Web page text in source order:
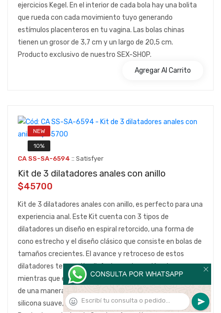
ejercicios Kegel. En el interior de cada bola hay una bolita
que rueda con cada movimiento tuyo generando
estímulos placenteros en tu vagina. Las bolas chinas
tienen un grosor de 3,7 cm y un largo de 20,5 cm.
Producto exclusivo de nuestro SEX-SHOP.
Agregar Al Carrito
NEW
10%
CA SS-SA-6594 :: Satisfyer
Kit de 3 dilatadores anales con anillo
$45700
Kit de 3 dilatadores anales con anillo, es perfecto para una
experiencia anal. Este Kit cuenta con 3 tipos de
dilatadores un diseño en espiral retorcido, una forma de
cono estrecho y el diseño clásico que consiste en bolas de
tamaños crecientes. El avance y retroceso de estos
dilatadores te permite disfrutar cada centímetro,
mientras que el deslizamiento sin fricción te estimulará
de una manera inolvidable e intensa. Esta hecho de
silicona suave, a prueba de agua y en brillantes colores.